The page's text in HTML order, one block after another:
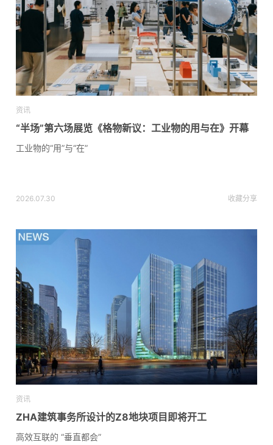
资讯
“半场”第六场展览《格物新议：工业物的用与在》开幕
工业物的“用”与“在”
2026.07.30 收藏分享
资讯
ZHA建筑事务所设计的Z8地块项目即将开工
高效互联的 “垂直都会”